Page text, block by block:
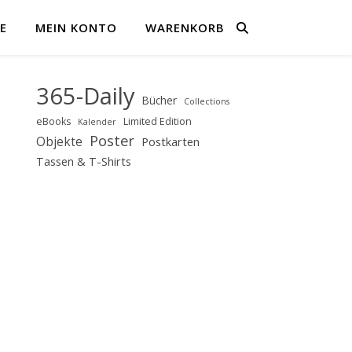
MEIN KONTO WARENKORB
365-Daily Bücher Collections
eBooks Kalender Limited Edition
Objekte Poster Postkarten
Tassen & T-Shirts